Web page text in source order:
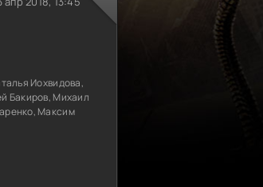
Иохвидова,
Бакиров, Михаил
Максим